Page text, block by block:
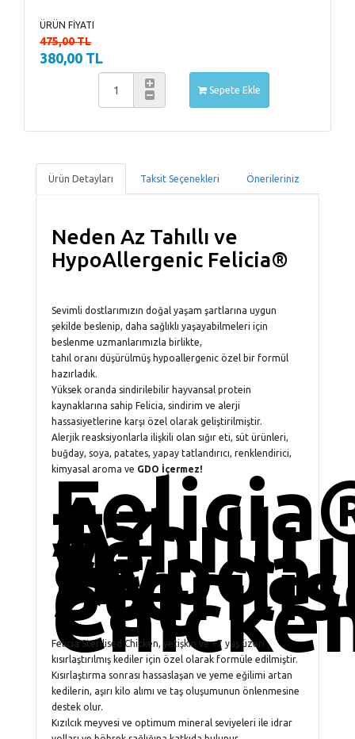
ÜRÜN FİYATI
475,00 TL
380,00 TL
Sepete Ekle
Ürün Detayları Taksit Seçenekleri Önerileriniz
Neden Az Tahıllı ve
HypoAllergenic Felicia®
Sevimli dostlarımızın doğal yaşam şartlarına uygun
şekilde beslenip, daha sağlıklı yaşayabilmeleri için
beslenme uzmanlarımızla birlikte,
tahıl oranı düşürülmüş hypoallergenic özel bir formül
hazırladık.
Yüksek oranda sindirilebilir hayvansal protein
kaynaklarına sahip Felicia, sindirim ve alerji
hassasiyetlerine karşı özel olarak geliştirilmiştir.
Alerjik reasksiyonlarla ilişkili olan sığır eti, süt ürünleri,
buğday, soya, patates, yapay tatlandırıcı, renklendirici,
kimyasal aroma ve GDO İçermez!
Az
Tahıllı
ve
Cat
Felicia Sterilised Chicken, yetişkin ve +7 yaş üzeri
kısırlaştırılmış kediler için özel olarak formüle edilmiştir.
Kısırlaştırma sonrası hassaslaşan ve yeme eğilimi artan
kedilerin, aşırı kilo alımı ve taş oluşumunun önlenmesine
destek olur.
Kızılcık meyvesi ve optimum mineral seviyeleri ile idrar